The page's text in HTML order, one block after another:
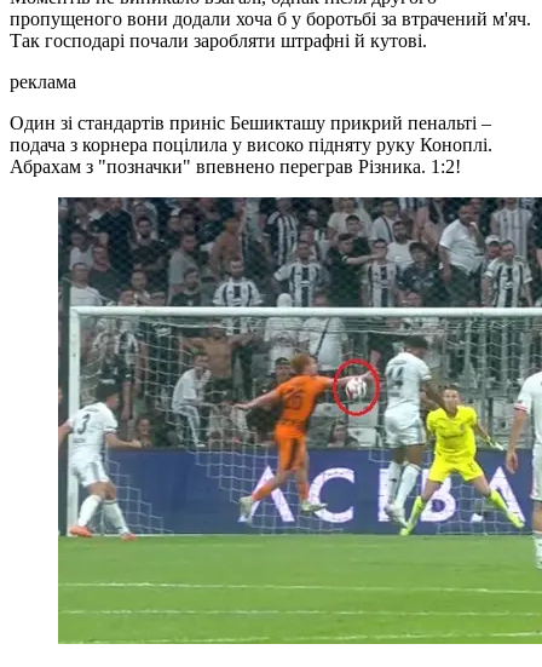
пропущеного вони додали хоча б у боротьбі за втрачений м'яч.
Так господарі почали заробляти штрафні й кутові.
реклама
Один зі стандартів приніс Бешикташу прикрий пенальті –
подача з корнера поцілила у високо підняту руку Коноплі.
Абрахам з "позначки" впевнено переграв Різника. 1:2!